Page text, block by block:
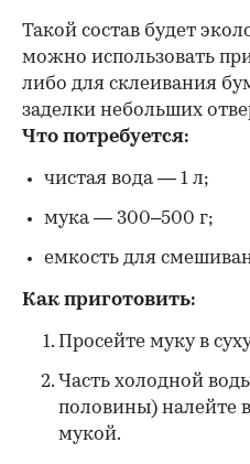
Такой состав будет
можно использовать
либо для склеивания
заделки небольших
Что потребуется:
чистая вода — 1 л;
мука — 300–500 г;
емкость для
Как приготовить:
Просейте муку в
Часть холодной
половины) налейте
мукой.